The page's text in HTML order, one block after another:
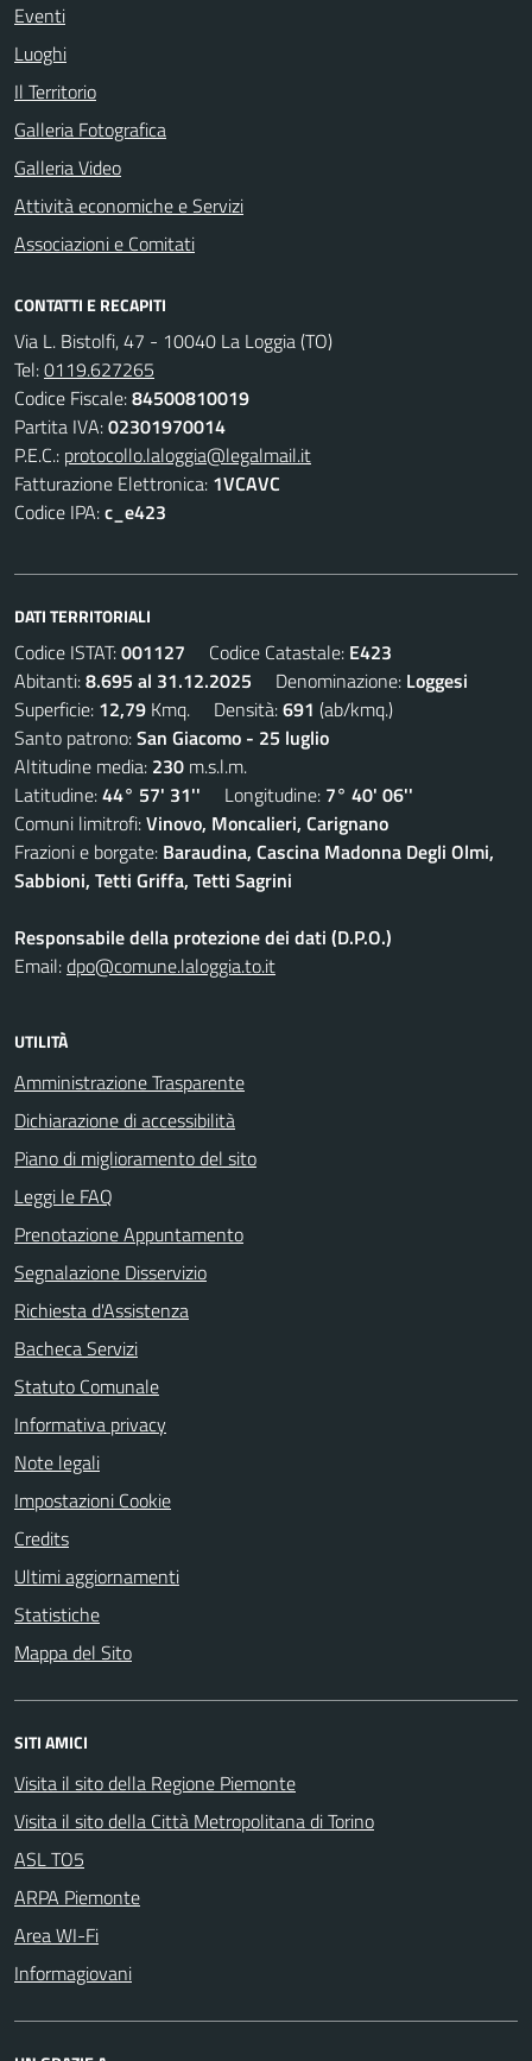
Eventi
Luoghi
Il Territorio
Galleria Fotografica
Galleria Video
Attività economiche e Servizi
Associazioni e Comitati
CONTATTI E RECAPITI
Via L. Bistolfi, 47 - 10040 La Loggia (TO)
Tel:0119.627265
Codice Fiscale:84500810019
Partita IVA:02301970014
P.E.C.: protocollo.laloggia@legalmail.it
Fatturazione Elettronica: 1VCAVC
Codice IPA:c_e423
DATI TERRITORIALI
Codice ISTAT:001127 Codice Catastale: E423
Abitanti:8.695 al 31.12.2025 Denominazione: Loggesi
Superficie: 12,79 Kmq. Densità:691 (ab/kmq.)
Santo patrono:San Giacomo - 25 luglio
Altitudine media: 230 m.s.l.m.
Latitudine:44° 57' 31'' Longitudine: 7° 40' 06''
Comuni limitrofi:Vinovo, Moncalieri, Carignano
Frazioni e borgate: Baraudina, Cascina Madonna Degli Olmi,
Sabbioni, Tetti Griffa, Tetti Sagrini
Responsabile della protezione dei dati (D.P.O.)
Email:dpo@comune.laloggia.to.it
UTILITÀ
Amministrazione Trasparente
Dichiarazione di accessibilità
Piano di miglioramento del sito
Leggi le FAQ
Prenotazione Appuntamento
Segnalazione Disservizio
Richiesta d'Assistenza
Bacheca Servizi
Statuto Comunale
Informativa privacy
Note legali
Impostazioni Cookie
Credits
Ultimi aggiornamenti
Statistiche
Mappa del Sito
SITI AMICI
Visita il sito della Regione Piemonte
Visita il sito della Città Metropolitana di Torino
ASL TO5
ARPA Piemonte
Area WI-Fi
Informagiovani